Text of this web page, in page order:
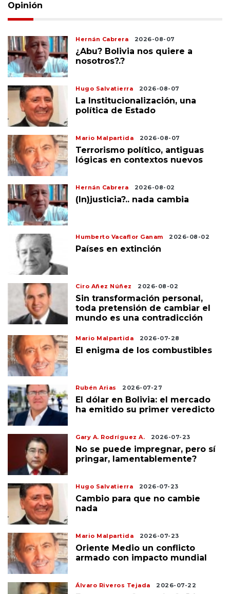
Opinión
Hernán Cabrera 2026-08-07
¿Abu? Bolivia nos quiere a
nosotros?.?
Hugo Salvatierra 2026-08-07
La Institucionalización, una
política de Estado
Mario Malpartida 2026-08-07
Terrorismo político, antiguas
lógicas en contextos nuevos
Hernán Cabrera 2026-08-02
(In)justicia?.. nada cambia
Humberto Vacaflor Ganam 2026-08-02
Países en extinción
Ciro Añez Núñez 2026-08-02
Sin transformación personal,
toda pretensión de cambiar el
mundo es una contradicción
Mario Malpartida 2026-07-28
El enigma de los combustibles
Rubén Arias 2026-07-27
El dólar en Bolivia: el mercado
ha emitido su primer veredicto
Gary A. Rodríguez A. 2026-07-23
No se puede impregnar, pero sí
pringar, lamentablemente?
Hugo Salvatierra 2026-07-23
Cambio para que no cambie
nada
Mario Malpartida 2026-07-23
Oriente Medio un conflicto
armado con impacto mundial
Álvaro Riveros Tejada 2026-07-22